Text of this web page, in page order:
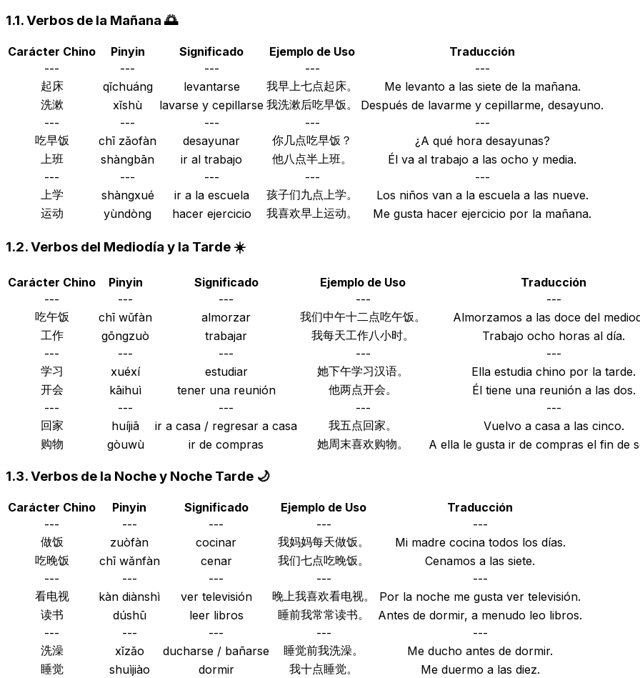
1.1. Verbos de la Mañana 🌅
Carácter Chino Pinyin Significado Ejemplo de Uso
Traducción
---
--- --- ---
---
起床
qǐchuáng levantarse 我早上七点起床。
Me levanto a las siete de la mañana.
洗漱
xǐshù lavarse y cepillarse 我洗漱后吃早饭。
Después de lavarme y cepillarme, desayuno.
---
--- --- ---
---
吃早饭
chī zǎofàn desayunar 你几点吃早饭？
¿A qué hora desayunas?
上班
shàngbān ir al trabajo 他八点半上班。
Él va al trabajo a las ocho y media.
---
--- --- ---
---
上学
shàngxué ir a la escuela 孩子们九点上学。
Los niños van a la escuela a las nueve.
运动
yùndòng hacer ejercicio 我喜欢早上运动。 Me gusta hacer ejercicio por la mañana.
1.2. Verbos del Mediodía y la Tarde ☀️
Carácter Chino Pinyin Significado Ejemplo de Uso
Traducción
---
--- --- ---
---
吃午饭
chī wǔfàn almorzar 我们中午十二点吃午饭。
Almorzamos a las doce del
工作
gōngzuò trabajar 我每天工作八小时。
Trabajo ocho horas al día.
---
--- --- ---
---
学习
xuéxí estudiar 她下午学习汉语。
Ella estudia chino por la tarde.
开会
kāihuì tener una reunión 他两点开会。
Él tiene una reunión a las dos.
---
--- --- ---
---
回家
huíjiā ir a casa / regresar a casa 我五点回家。
Vuelvo a casa a las cinco.
购物
gòuwù ir de compras 她周末喜欢购物。 A ella le gusta ir de compras el fin de
1.3. Verbos de la Noche y Noche Tarde 🌙
Carácter Chino Pinyin Significado Ejemplo de Uso
Traducción
---
--- --- ---
---
做饭
zuòfàn cocinar 我妈妈每天做饭。
Mi madre cocina todos los días.
吃晚饭
chī wǎnfàn cenar 我们七点吃晚饭。
Cenamos a las siete.
---
--- --- ---
---
看电视
kàn diànshì ver televisión 晚上我喜欢看电视。
Por la noche me gusta ver televisión.
读书
dúshū leer libros 睡前我常常读书。
Antes de dormir, a menudo leo libros.
---
--- --- ---
---
洗澡
xǐzǎo ducharse / bañarse 睡觉前我洗澡。
Me ducho antes de dormir.
睡觉
shuìjiào dormir 我十点睡觉。 Me duermo a las diez.